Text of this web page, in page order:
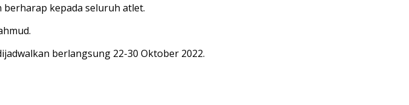
berharap kepada seluruh atlet.
berlangsung 22-30 Oktober 2022.